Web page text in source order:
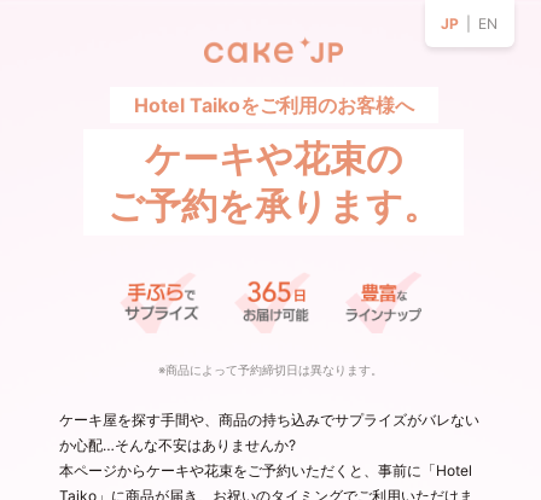
JP | EN
Hotel Taikoをご利用のお客様へ
ケーキや花束の
ご予約を承ります。
※商品によって予約締切日は異なります。
ケーキ屋を探す手間や、商品の持ち込みでサプライズがバレない
か心配…そんな不安はありませんか?
本ページからケーキや花束をご予約いただくと、事前に「Hotel
Taiko」に商品が届き、お祝いのタイミングでご利用いただけま